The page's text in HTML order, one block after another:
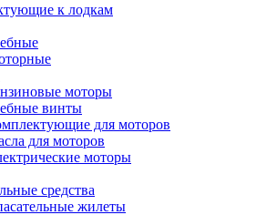
к лодкам
моторы
винты
для моторов
для моторов
моторы
средства
жилеты